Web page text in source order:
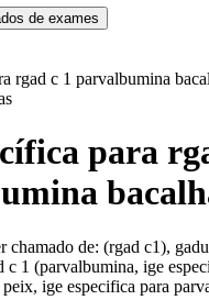
de exames
rgad c 1 parvalbumina
para
chamado de: (rgad c1),
c 1 (parvalbumina, ige
ige especifica para